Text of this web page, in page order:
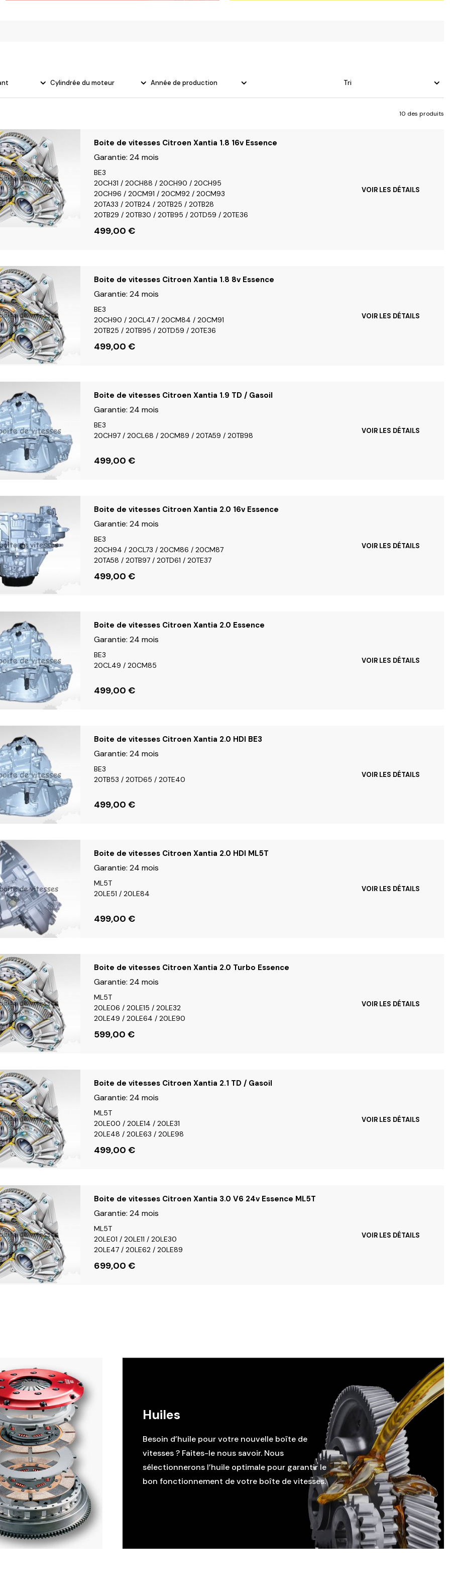
Cylindrée du moteur Année de production Tri
10 des produits
Boite de vitesses Citroen Xantia 1.8 16v Essence
Garantie: 24 mois
BE3
20CH31 / 20CH88 / 20CH90 / 20CH95
20CH96 / 20CM91 / 20CM92 / 20CM93
20TA33 / 20TB24 / 20TB25 / 20TB28
20TB29 / 20TB30 / 20TB95 / 20TD59 / 20TE36
499,00 €
VOIR LES DÉTAILS
Boite de vitesses Citroen Xantia 1.8 8v Essence
Garantie: 24 mois
BE3
20CH90 / 20CL47 / 20CM84 / 20CM91
20TB25 / 20TB95 / 20TD59 / 20TE36
499,00 €
VOIR LES DÉTAILS
Boite de vitesses Citroen Xantia 1.9 TD / Gasoil
Garantie: 24 mois
BE3
20CH97 / 20CL68 / 20CM89 / 20TA59 / 20TB98
499,00 €
VOIR LES DÉTAILS
Boite de vitesses Citroen Xantia 2.0 16v Essence
Garantie: 24 mois
BE3
20CH94 / 20CL73 / 20CM86 / 20CM87
20TA58 / 20TB97 / 20TD61 / 20TE37
499,00 €
VOIR LES DÉTAILS
Boite de vitesses Citroen Xantia 2.0 Essence
Garantie: 24 mois
BE3
20CL49 / 20CM85
499,00 €
VOIR LES DÉTAILS
Boite de vitesses Citroen Xantia 2.0 HDI BE3
Garantie: 24 mois
BE3
20TB53 / 20TD65 / 20TE40
499,00 €
VOIR LES DÉTAILS
Boite de vitesses Citroen Xantia 2.0 HDI ML5T
Garantie: 24 mois
ML5T
20LE51 / 20LE84
499,00 €
VOIR LES DÉTAILS
Boite de vitesses Citroen Xantia 2.0 Turbo Essence
Garantie: 24 mois
ML5T
20LE06 / 20LE15 / 20LE32
20LE49 / 20LE64 / 20LE90
599,00 €
VOIR LES DÉTAILS
Boite de vitesses Citroen Xantia 2.1 TD / Gasoil
Garantie: 24 mois
ML5T
20LE00 / 20LE14 / 20LE31
20LE48 / 20LE63 / 20LE98
499,00 €
VOIR LES DÉTAILS
Boite de vitesses Citroen Xantia 3.0 V6 24v Essence ML5T
Garantie: 24 mois
ML5T
20LE01 / 20LE11 / 20LE30
20LE47 / 20LE62 / 20LE89
699,00 €
VOIR LES DÉTAILS
Huiles
Besoin d’huile pour votre nouvelle boîte de
vitesses ? Faites-le nous savoir. Nous
sélectionnerons l’huile optimale pour garantir le
bon fonctionnement de votre boîte de vitesses.